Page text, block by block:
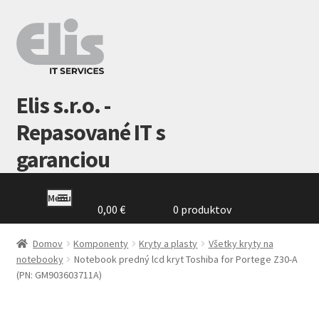
Preskočiť
na
navigáciu
Preskočiť
na
obsah
Elis s.r.o. -
Repasované IT s
garanciou
Menu
Domovská
stránka
GDPR
0,00 € 0 produktov
Domov Komponenty Kryty a plasty
Všetky kryty na
notebooky
Notebook predný lcd kryt Toshiba for Portege Z30-A
(PN: GM903603711A)